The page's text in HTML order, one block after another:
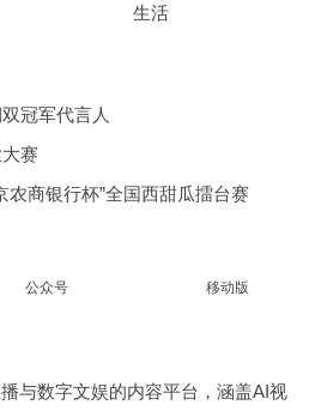
生活
冠军代言人
赛
农商银行杯”全国西甜瓜擂台赛
公众号 移动版
与数字文娱的内容平台，涵盖AI视